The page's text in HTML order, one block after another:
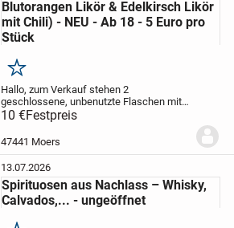
Blutorangen Likör & Edelkirsch Likör
mit Chili) - NEU - Ab 18 - 5 Euro pro
Stück
Merken
Hallo, zum Verkauf stehen 2
geschlossene, unbenutzte Flaschen mit
Alkohol / Spirituosen:
Likör 0,25 Liter, 20% vol.
mit Chili 0,25 Liter, 20% vol.
10 €Festpreis
47441 Moers
13.07.2026
Spirituosen aus Nachlass – Whisky,
Calvados,... - ungeöffnet